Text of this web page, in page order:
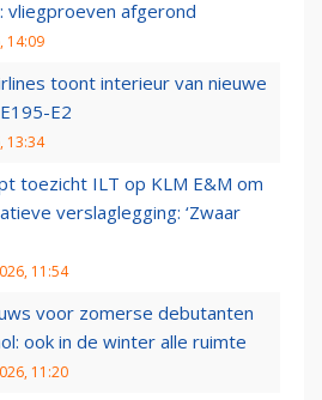
vliegproeven afgerond
14:09
toont interieur van nieuwe
E2
13:34
toezicht ILT op KLM E&M om
verslaglegging: ‘Zwaar
11:54
voor zomerse debutanten
ook in de winter alle ruimte
11:20